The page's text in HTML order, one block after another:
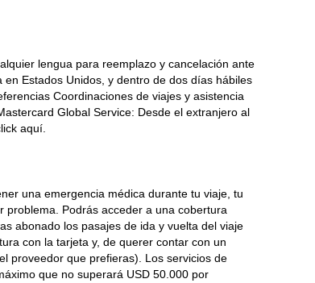
lengua para reemplazo y cancelación ante
Estados Unidos, y dentro de dos días hábiles
Coordinaciones de viajes y asistencia
Global Service: Desde el extranjero al
aquí.
una emergencia médica durante tu viaje, tu
Podrás acceder a una cobertura
abonado los pasajes de ida y vuelta del viaje
con la tarjeta y, de querer contar con un
proveedor que prefieras). Los servicios de
que no superará USD 50.000 por